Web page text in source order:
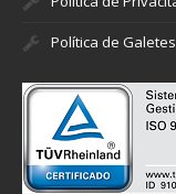
Política de